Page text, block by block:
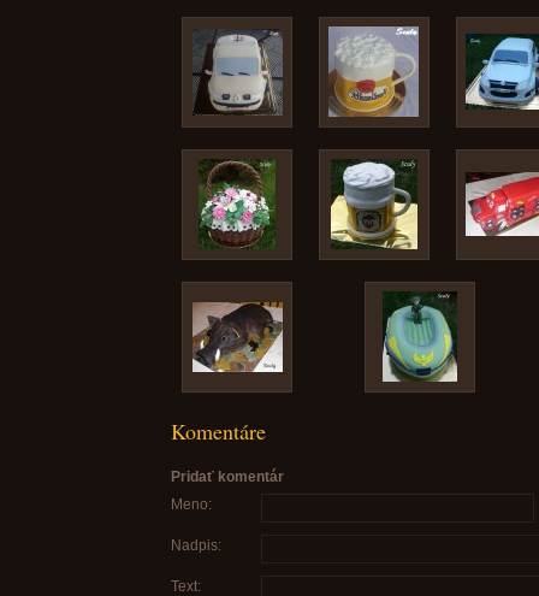
Komentáre
Pridať komentár
Meno:
Nadpis:
Text: